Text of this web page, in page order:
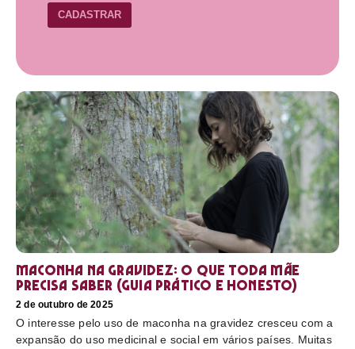
CADASTRAR
Maconha na gravidez: o que toda mãe
precisa saber (guia prático e honesto)
2 de outubro de 2025
O interesse pelo uso de maconha na gravidez cresceu com a
expansão do uso medicinal e social em vários países. Muitas